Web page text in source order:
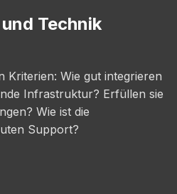
Technik
Kriterien: Wie gut integrieren
Infrastruktur? Erfüllen sie
Wie ist die
Support?